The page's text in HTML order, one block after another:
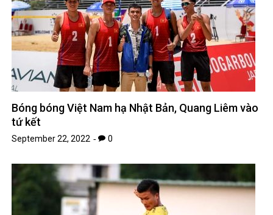
Bóng bóng Việt Nam hạ Nhật Bản, Quang Liêm vào
tứ kết
September 22, 2022 0